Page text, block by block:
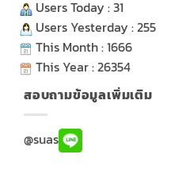
Users Today : 31
Users Yesterday : 255
This Month : 1666
This Year : 26354
สอบถามข้อมูลเพิ่มเติม
@suas